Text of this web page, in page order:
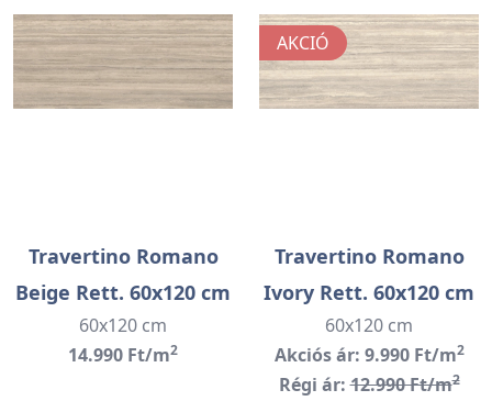
Travertino Romano
Beige Rett. 60x120 cm
60x120 cm
14.990 Ft/m2
AKCIÓ
Travertino Romano
Ivory Rett. 60x120 cm
60x120 cm
Akciós ár: 9.990 Ft/m2
Régi ár:12.990 Ft/m2